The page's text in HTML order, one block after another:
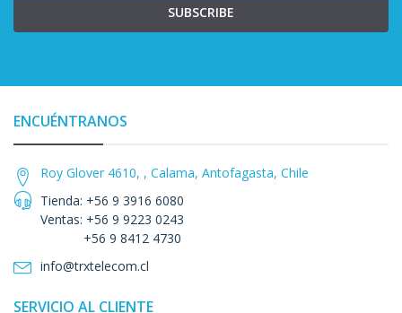
SUBSCRIBE
ENCUÉNTRANOS
Roy Glover 4610, , Calama, Antofagasta, Chile
Tienda: +56 9 3916 6080
Ventas: +56 9 9223 0243
+56 9 8412 4730
info@trxtelecom.cl
SERVICIO AL CLIENTE